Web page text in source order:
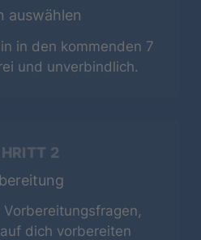
auswählen
in den kommenden 7
und unverbindlich.
2
dich vorbereiten